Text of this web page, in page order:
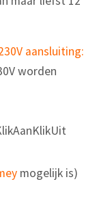
aansluiting:
worden
mogelijk is)